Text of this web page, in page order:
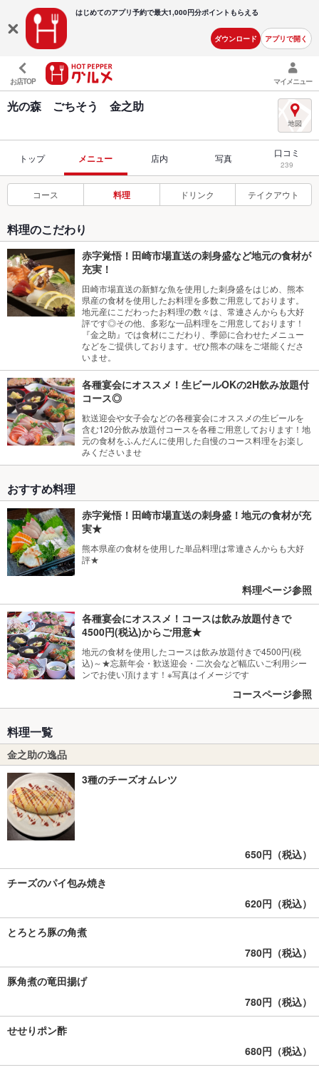
はじめてのアプリ予約で最大1,000円分ポイントもらえる
ダウンロード アプリで開く
お店TOP マイメニュー
光の森 ごちそう 金之助
トップ メニュー 店内 写真 口コミ
239
コース 料理 ドリンク テイクアウト
料理のこだわり
赤字覚悟！田崎市場直送の刺身盛など地元の食材が
充実！
田崎市場直送の新鮮な魚を使用した刺身盛をはじめ、熊本
県産の食材を使用したお料理を多数ご用意しております。
地元産にこだわったお料理の数々は、常連さんからも大好
評です◎その他、多彩な一品料理をご用意しております！
『金之助』では食材にこだわり、季節に合わせたメニュー
などをご提供しております。ぜひ熊本の味をご堪能くださ
いませ。
各種宴会にオススメ！生ビールOKの2H飲み放題付
コース◎
歓送迎会や女子会などの各種宴会にオススメの生ビールを
含む120分飲み放題付コースを各種ご用意しております！地
元の食材をふんだんに使用した自慢のコース料理をお楽し
みくださいませ
おすすめ料理
赤字覚悟！田崎市場直送の刺身盛！地元の食材が充
実★
熊本県産の食材を使用した単品料理は常連さんからも大好
評★
料理ページ参照
各種宴会にオススメ！コースは飲み放題付きで
4500円(税込)からご用意★
地元の食材を使用したコースは飲み放題付きで4500円(税
込)～★忘新年会・歓送迎会・二次会など幅広いご利用シー
ンでお使い頂けます！※写真はイメージです
コースページ参照
料理一覧
金之助の逸品
3種のチーズオムレツ
650円（税込）
チーズのパイ包み焼き
620円（税込）
とろとろ豚の角煮
780円（税込）
豚角煮の竜田揚げ
780円（税込）
せせりポン酢
680円（税込）